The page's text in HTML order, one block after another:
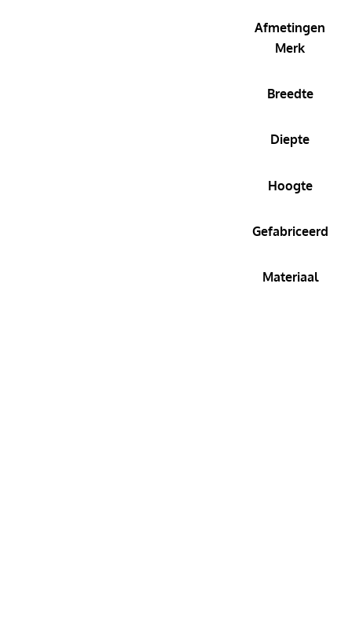
Afmetingen
Merk
Breedte
Diepte
Hoogte
Gefabriceerd
Materiaal